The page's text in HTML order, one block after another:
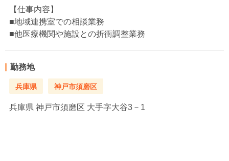
【仕事内容】
■地域連携室での相談業務
■他医療機関や施設との折衝調整業務
勤務地
兵庫県 神戸市須磨区
兵庫県 神戸市須磨区 大手字大谷3－1